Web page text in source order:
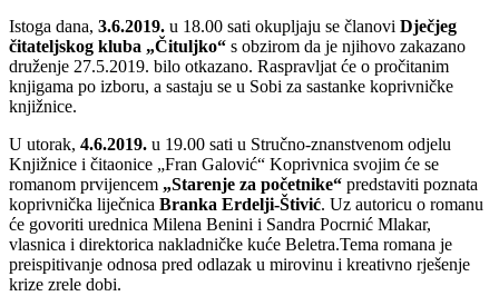
Istoga dana, 3.6.2019. u 18.00 sati okupljaju se članovi Dječjeg
čitateljskog kluba „Čituljko“ s obzirom da je njihovo zakazano
druženje 27.5.2019. bilo otkazano. Raspravljat će o pročitanim
knjigama po izboru, a sastaju se u Sobi za sastanke koprivničke
knjižnice.
U utorak, 4.6.2019. u 19.00 sati u Stručno-znanstvenom odjelu
Knjižnice i čitaonice „Fran Galović“ Koprivnica svojim će se
romanom prvijencem „Starenje za početnike“ predstaviti poznata
koprivnička liječnica Branka Erdelji-Štivić. Uz autoricu o romanu
će govoriti urednica Milena Benini i Sandra Pocrnić Mlakar,
vlasnica i direktorica nakladničke kuće Beletra.Tema romana je
preispitivanje odnosa pred odlazak u mirovinu i kreativno rješenje
krize zrele dobi.